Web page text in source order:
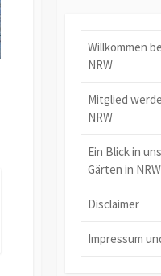
Willkommen
NRW
Mitglied
NRW
Ein Blick in
Gärten in NRW
Disclaimer
Impressum